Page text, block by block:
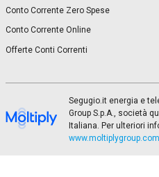
Conto Corrente Zero Spese
Conto Corrente Online
Offerte Conti Correnti
Segugio.it energia e
Group S.p.A., società
Italiana. Per ulteriori
www.moltiplygroup.com